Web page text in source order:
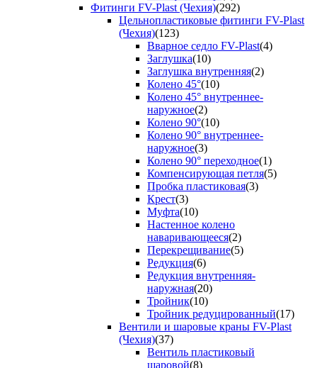
Фитинги FV-Plast (Чехия)(292)
Цельнопластиковые фитинги FV-Plast
(Чехия)(123)
Вварное седло FV-Plast(4)
Заглушка(10)
Заглушка внутренняя(2)
Колено 45°(10)
Колено 45° внутреннее-
наружное(2)
Колено 90°(10)
Колено 90° внутреннее-
наружное(3)
Колено 90° переходное(1)
Компенсирующая петля(5)
Пробка пластиковая(3)
Крест(3)
Муфта(10)
Настенное колено
наваривающееся(2)
Перекрещивание(5)
Редукция(6)
Редукция внутренняя-
наружная(20)
Тройник(10)
Тройник редуцированный(17)
Вентили и шаровые краны FV-Plast
(Чехия)(37)
Вентиль пластиковый
шаровой(8)